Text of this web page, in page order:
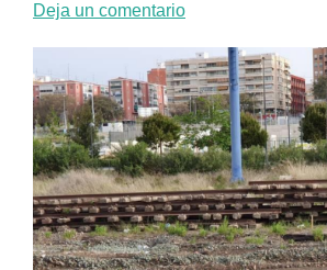
Deja un comentario